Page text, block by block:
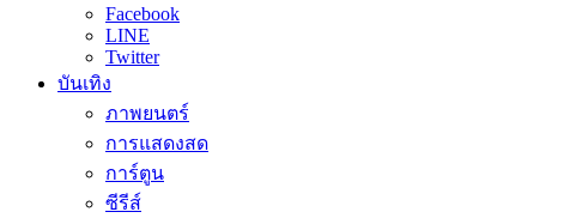
Facebook
LINE
Twitter
บันเทิง
ภาพยนตร์
การแสดงสด
การ์ตูน
ซีรีส์